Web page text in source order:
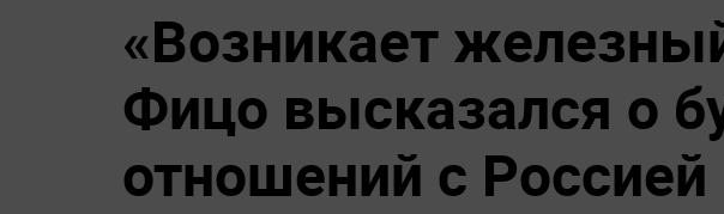
«Возникает
Фицо высказался о
отношений с Россией